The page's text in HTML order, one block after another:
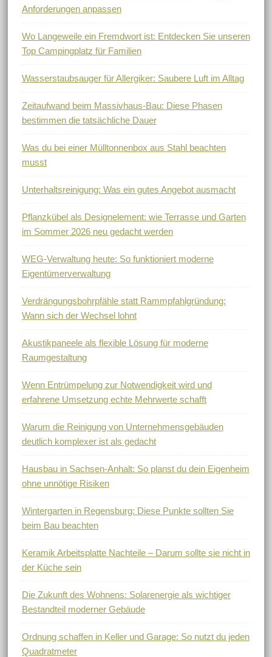
Anforderungen anpassen
Wo Langeweile ein Fremdwort ist: Entdecken Sie unseren
Top Campingplatz für Familien
Wasserstaubsauger für Allergiker: Saubere Luft im Alltag
Zeitaufwand beim Massivhaus-Bau: Diese Phasen
bestimmen die tatsächliche Dauer
Was du bei einer Mülltonnenbox aus Stahl beachten
musst
Unterhaltsreinigung: Was ein gutes Angebot ausmacht
Pflanzkübel als Designelement: wie Terrasse und Garten
im Sommer 2026 neu gedacht werden
WEG-Verwaltung heute: So funktioniert moderne
Eigentümerverwaltung
Verdrängungsbohrpfähle statt Rammpfahlgründung:
Wann sich der Wechsel lohnt
Akustikpaneele als flexible Lösung für moderne
Raumgestaltung
Wenn Entrümpelung zur Notwendigkeit wird und
erfahrene Umsetzung echte Mehrwerte schafft
Warum die Reinigung von Unternehmensgebäuden
deutlich komplexer ist als gedacht
Hausbau in Sachsen-Anhalt: So planst du dein Eigenheim
ohne unnötige Risiken
Wintergarten in Regensburg: Diese Punkte sollten Sie
beim Bau beachten
Keramik Arbeitsplatte Nachteile – Darum sollte sie nicht in
der Küche sein
Die Zukunft des Wohnens: Solarenergie als wichtiger
Bestandteil moderner Gebäude
Ordnung schaffen in Keller und Garage: So nutzt du jeden
Quadratmeter